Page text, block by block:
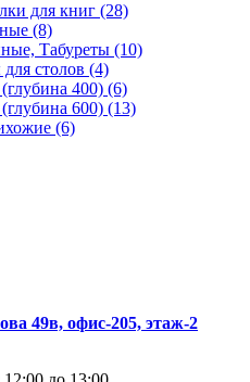
для книг (28)
(8)
Табуреты (10)
столов (4)
400) (6)
600) (13)
(6)
49в, офис-205, этаж-2